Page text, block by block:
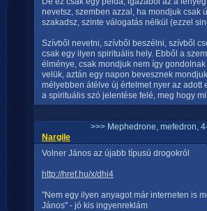
nevetsz, szemben azzal, ha mondjuk csak
szakadsz, szinte válogatás nélkül (ezzel
Szívből nevetni, szívből beszélni, szívből
csak egy ilyen spirituális hely. Ebből a
élménye, csak mondjuk nem így
velük, aztán egy napon bevesznek
mélyebben átélve új értelmet nyer az
a spirituális szó jelentése felé, meg hogy
>>> Mephedrone, mefedron,
Nargile
Volner János az újabb típusú drogokról
http://href.hu/x/dhi4
"Nem egy ilyen anyagot már interneten is
János" - jó kis ingyenreklám